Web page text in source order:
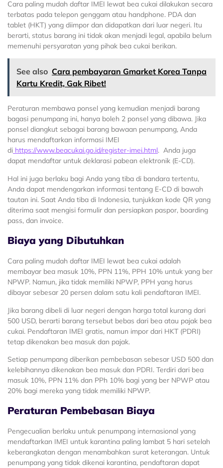
Cara paling mudah daftar IMEI lewat bea cukai dilakukan secara
terbatas pada telepon genggam atau handphone. PDA dan
tablet (HKT) yang diimpor dan didapatkan dari luar negeri. Itu
berarti, status barang ini tidak akan menjadi legal, apabila belum
memenuhi persyaratan yang pihak bea cukai berikan.
See also Cara pembayaran Gmarket Korea Tanpa
Kartu Kredit, Gak Ribet!
Peraturan membawa ponsel yang kemudian menjadi barang
bagasi penumpang ini, hanya boleh 2 ponsel yang dibawa. Jika
ponsel diangkut sebagai barang bawaan penumpang, Anda
harus mendaftarkan informasi IMEI
di https://www.beacukai.go.id/register-imei.html. Anda juga
dapat mendaftar untuk deklarasi pabean elektronik (E-CD).
Hal ini juga berlaku bagi Anda yang tiba di bandara tertentu,
Anda dapat mendengarkan informasi tentang E-CD di bawah
tautan ini. Saat Anda tiba di Indonesia, tunjukkan kode QR yang
diterima saat mengisi formulir dan persiapkan paspor, boarding
pass, dan invoice.
Biaya yang Dibutuhkan
Cara paling mudah daftar IMEI lewat bea cukai adalah
membayar bea masuk 10%, PPN 11%, PPH 10% untuk yang ber
NPWP. Namun, jika tidak memiliki NPWP, PPH yang harus
dibayar sebesar 20 persen dalam satu kali pendaftaran IMEI.
Jika barang dibeli di luar negeri dengan harga total kurang dari
500 USD, berarti barang tersebut bebas dari bea atau pajak bea
cukai. Pendaftaran IMEI gratis, namun impor dari HKT (PDRI)
tetap dikenakan bea masuk dan pajak.
Setiap penumpang diberikan pembebasan sebesar USD 500 dan
kelebihannya dikenakan bea masuk dan PDRI. Terdiri dari bea
masuk 10%, PPN 11% dan PPh 10% bagi yang ber NPWP atau
20% bagi mereka yang tidak memiliki NPWP.
Peraturan Pembebasan Biaya
Pengecualian berlaku untuk penumpang internasional yang
mendaftarkan IMEI untuk karantina paling lambat 5 hari setelah
keberangkatan dengan menambahkan surat keterangan. Untuk
penumpang yang tidak dikenai karantina, pendaftaran dapat